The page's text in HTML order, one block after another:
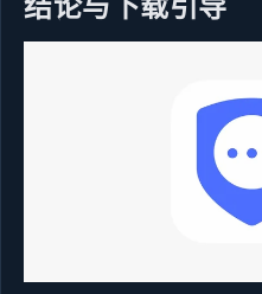
结论与下载引导